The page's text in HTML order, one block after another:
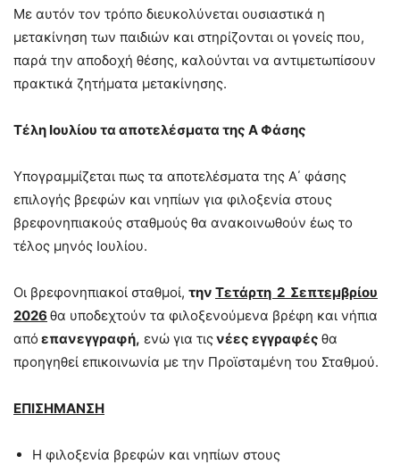
Με αυτόν τον τρόπο διευκολύνεται ουσιαστικά η
μετακίνηση των παιδιών και στηρίζονται οι γονείς που,
παρά την αποδοχή θέσης, καλούνται να αντιμετωπίσουν
πρακτικά ζητήματα μετακίνησης.
Τέλη Ιουλίου τα αποτελέσματα της Α Φάσης
Υπογραμμίζεται πως τα αποτελέσματα της Α΄ φάσης
επιλογής βρεφών και νηπίων για φιλοξενία στους
βρεφονηπιακούς σταθμούς θα ανακοινωθούν έως το
τέλος μηνός Ιουλίου.
Οι βρεφονηπιακοί σταθμοί, την Τετάρτη 2 Σεπτεμβρίου
2026 θα υποδεχτούν τα φιλοξενούμενα βρέφη και νήπια
από επανεγγραφή, ενώ για τιςνέες εγγραφές θα
προηγηθεί επικοινωνία με την Προϊσταμένη του Σταθμού.
ΕΠΙΣΗΜΑΝΣΗ
Η φιλοξενία βρεφών και νηπίων στους